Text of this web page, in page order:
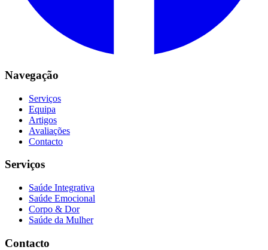
Navegação
Serviços
Equipa
Artigos
Avaliações
Contacto
Serviços
Saúde Integrativa
Saúde Emocional
Corpo & Dor
Saúde da Mulher
Contacto